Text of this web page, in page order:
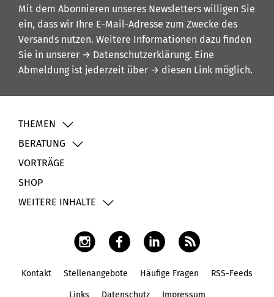
Mit dem Abonnieren unseres Newsletters willigen Sie
ein, dass wir Ihre E-Mail-Adresse zum Zwecke des
Versands nutzen. Weitere Informationen dazu finden
Sie in unserer → Datenschutzerklärung. Eine
Abmeldung ist jederzeit über → diesen Link möglich.
THEMEN
BERATUNG
VORTRÄGE
SHOP
WEITERE INHALTE
Kontakt Stellenangebote Häufige Fragen RSS-Feeds